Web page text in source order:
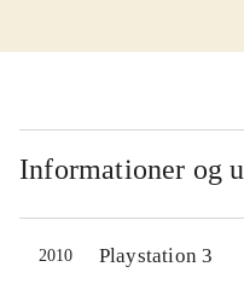
blanding af
samme spor, og
Historien er som
En gruppe med
og helten Snow i
for at redde de 2
Informationer og
2010 Playstation 3